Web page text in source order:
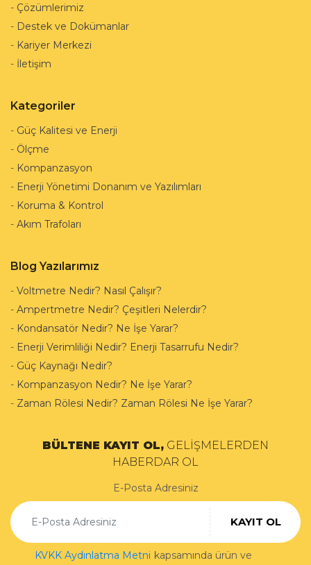
- Çözümlerimiz
- Destek ve Dokümanlar
- Kariyer Merkezi
- İletişim
Kategoriler
- Güç Kalitesi ve Enerji
- Ölçme
- Kompanzasyon
- Enerji Yönetimi Donanım ve Yazılımları
- Koruma & Kontrol
- Akım Trafoları
Blog Yazılarımız
- Voltmetre Nedir? Nasıl Çalışır?
- Ampertmetre Nedir? Çeşitleri Nelerdir?
- Kondansatör Nedir? Ne İşe Yarar?
- Enerji Verimliliği Nedir? Enerji Tasarrufu Nedir?
- Güç Kaynağı Nedir?
- Kompanzasyon Nedir? Ne İşe Yarar?
- Zaman Rölesi Nedir? Zaman Rölesi Ne İşe Yarar?
BÜLTENE KAYIT OL, GELİŞMELERDEN
HABERDAR OL
E-Posta Adresiniz
KAYIT OL
KVKK Aydınlatma Metni kapsamında ürün ve